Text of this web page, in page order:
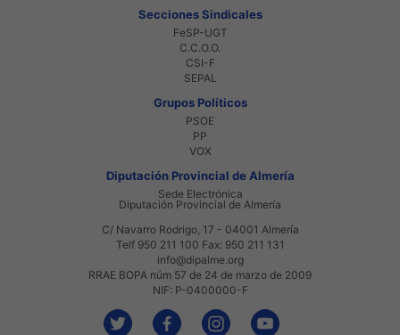
Secciones Sindicales
FeSP-UGT
C.C.O.O.
CSI-F
SEPAL
Grupos Políticos
PSOE
PP
VOX
Diputación Provincial de Almería
Sede Electrónica
Diputación Provincial de Almería
C/ Navarro Rodrigo, 17 - 04001 Almería
Telf 950 211 100 Fax: 950 211 131
info@dipalme.org
RRAE BOPA núm 57 de 24 de marzo de 2009
NIF: P-0400000-F